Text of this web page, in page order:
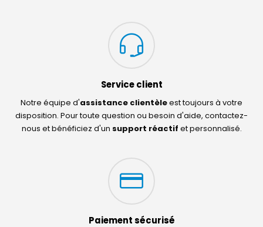
Service client
Notre équipe d'assistance clientèleest toujours à votre
disposition. Pour toute question ou besoin d'aide, contactez-
nous et bénéficiez d'un support réactif et personnalisé.
Paiement sécurisé